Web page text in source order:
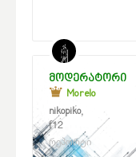
მოდერატორი
Morelo
nikopiko,
f12
რეპორტი